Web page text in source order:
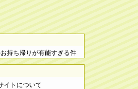
持ち帰りが有能すぎる件
イトについて